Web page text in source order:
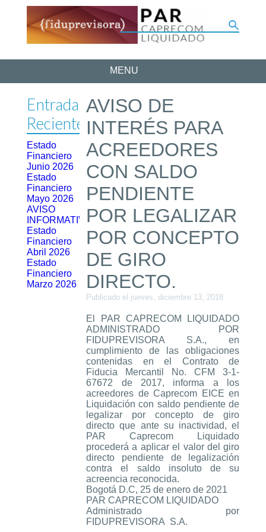
MENU
Entradas
Recientes
Estado
Financiero
Junio 2026
Estado
Financiero
Mayo 2026
AVISO
INFORMATIVO
Estado
Financiero
Abril 2026
Estado
Financiero
Marzo 2026
AVISO DE
INTERÉS PARA
ACREEDORES
CON SALDO
PENDIENTE
POR LEGALIZAR
POR CONCEPTO
DE GIRO
DIRECTO.
Publicado el jueves, diciembre 13, 2018
El
PAR CAPRECOM LIQUIDADO
ADMINISTRADO POR
FIDUPREVISORA S.A., en
cumplimiento de las obligaciones
contenidas en el Contrato de
Fiducia Mercantil No. CFM 3-1-
67672 de 2017, informa a los
acreedores de Caprecom EICE en
Liquidación con saldo pendiente de
legalizar por concepto de giro
directo que ante su inactividad, el
PAR Caprecom Liquidado
procederá a aplicar el valor del giro
directo pendiente de legalización
contra el saldo insoluto de su
acreencia reconocida.
Bogotá D.C, 25 de enero de 2021
PAR CAPRECOM LIQUIDADO
Administrado por
FIDUPREVISORA S.A.